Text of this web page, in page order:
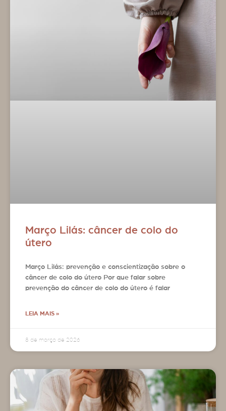
Março Lilás: câncer de colo do
útero
Março Lilás: prevenção e conscientização sobre o
câncer de colo do útero Por que falar sobre
prevenção do câncer de colo do útero é falar
LEIA MAIS »
8 de março de 2026